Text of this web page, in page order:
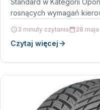
Standard w Kategorii
rosnących wymagań
3 minuty czytania 28
Czytaj więcej